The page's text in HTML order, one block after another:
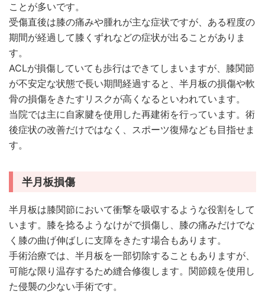
ことが多いです。
受傷直後は膝の痛みや腫れが主な症状ですが、ある程度の
期間が経過して膝くずれなどの症状が出ることがありま
す。
ACLが損傷していても歩行はできてしまいますが、膝関節
が不安定な状態で長い期間経過すると、半月板の損傷や軟
骨の損傷をきたすリスクが高くなるといわれています。
当院では主に自家腱を使用した再建術を行っています。術
後症状の改善だけではなく、スポーツ復帰なども目指せま
す。
半月板損傷
半月板は膝関節において衝撃を吸収するような役割をして
います。膝を捻るようなけがで損傷し、膝の痛みだけでな
く膝の曲げ伸ばしに支障をきたす場合もあります。
手術治療では、半月板を一部切除することもありますが、
可能な限り温存するため縫合修復します。関節鏡を使用し
た侵襲の少ない手術です。